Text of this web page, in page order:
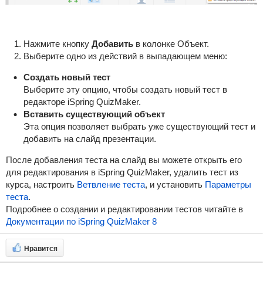
Нажмите кнопку Добавитьв колонке Объект.
Выберите одно из действий в выпадающем меню:
Создать новый тест
Выберите эту опцию, чтобы создать новый тест в
редакторе iSpring QuizMaker.
Вставить существующий объект
Эта опция позволяет выбрать уже существующий тест и
добавить на слайд презентации.
После добавления теста на слайд вы можете открыть его
для редактирования в iSpring QuizMaker, удалить тест из
курса, настроить Ветвление теста, и установить Параметры
теста.
Подробнее о создании и редактировании тестов читайте в
Документации по iSpring QuizMaker 8
Нравится